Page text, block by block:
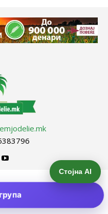
Стојна AI